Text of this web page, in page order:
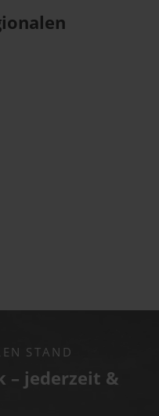
STAND
– jederzeit &